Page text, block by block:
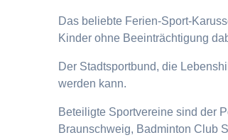
Das beliebte Ferien-Sport-
Kinder ohne Beeinträchtigung
Der Stadtsportbund, die
werden kann.
Beteiligte Sportvereine sind der
Braunschweig, Badminton Club